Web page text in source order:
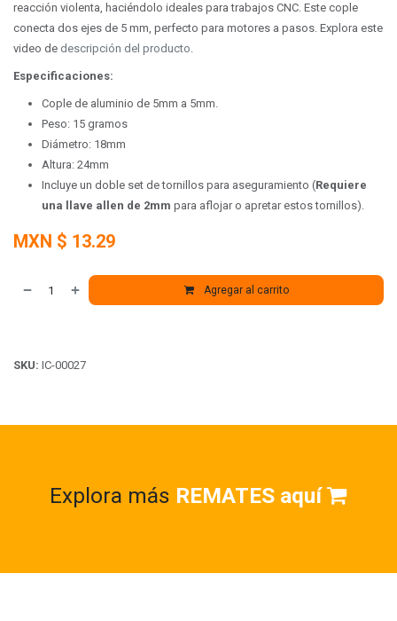
reacción violenta, haciéndolo ideales para trabajos CNC. Este cople
conecta dos ejes de 5 mm, perfecto para motores a pasos. Explora este
video de descripción del producto.
Especificaciones:
Cople de aluminio de 5mm a 5mm.
Peso: 15 gramos
Diámetro: 18mm
Altura: 24mm
Incluye un doble set de tornillos para aseguramiento (Requiere
una llave allen de 2mm para aflojar o apretar estos tornillos).
MXN $ 13.29
Agregar al carrito
SKU: IC-00027
Explora más REMATES aquí